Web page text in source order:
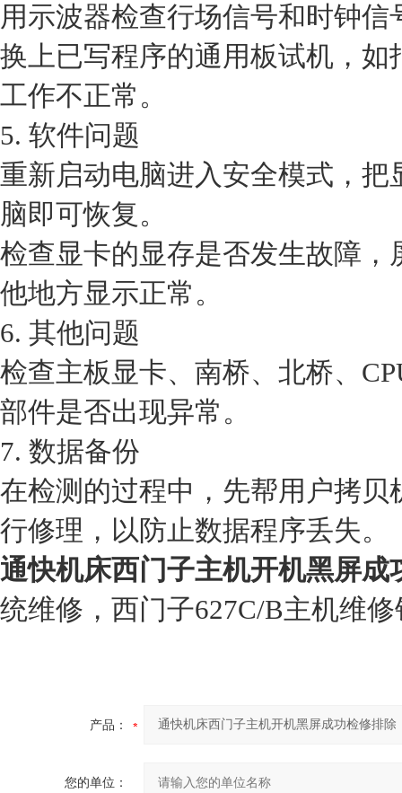
用示波器检查行场信号和时钟
换上已写程序的通用板试机，
工作不正常。
5. 软件问题
重新启动电脑进入安全模式，
脑即可恢复。
检查显卡的显存是否发生故障
他地方显示正常。
6. 其他问题
检查主板显卡、南桥、北桥、
部件是否出现异常。
7. 数据备份
在检测的过程中，先帮用户拷
行修理，以防止数据程序丢失。
通快机床西门子主机开机黑屏成
统维修，西门子627C/B主机维
产品：
您的单位：